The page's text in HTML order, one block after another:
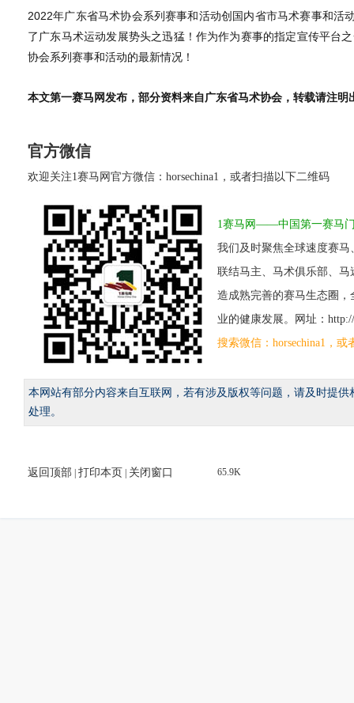
2022年广东省马术协会系列赛事和活动创国内省市马术赛事和活
了广东马术运动发展势头之迅猛！作为作为赛事的指定宣传平台
协会系列赛事和活动的最新情况！
本文第一赛马网发布，部分资料来自广东省马术协会，转载请注明
官方微信
欢迎关注1赛马网官方微信：horsechina1，或者扫描以下二维码
1赛马网——中国第一赛马
我们及时聚焦全球速度赛
联结马主、马术俱乐部、
造成熟完善的赛马生态圈
业的健康发展。网址：http://
搜索微信：horsechina1，
本网站有部分内容来自互联网，若有涉及版权等问题，请及时提
处理。
返回顶部 打印本页 关闭窗口 65.9K